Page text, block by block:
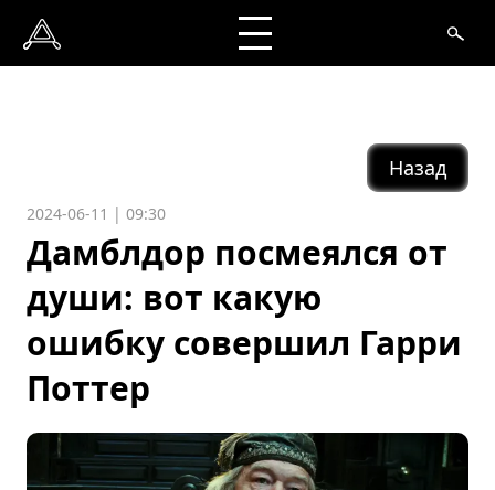
Назад
2024-06-11 | 09:30
Дамблдор посмеялся от
души: вот какую
ошибку совершил Гарри
Поттер